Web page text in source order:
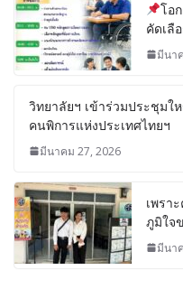
โอ
คัดเลื
มีนา
วิทยาลัยฯ เข้าร่วมประชุม
คนพิการแห่งประเทศไทยฯ
มีนาคม 27, 2026
เพรา
ภูมิใจ
มีนา